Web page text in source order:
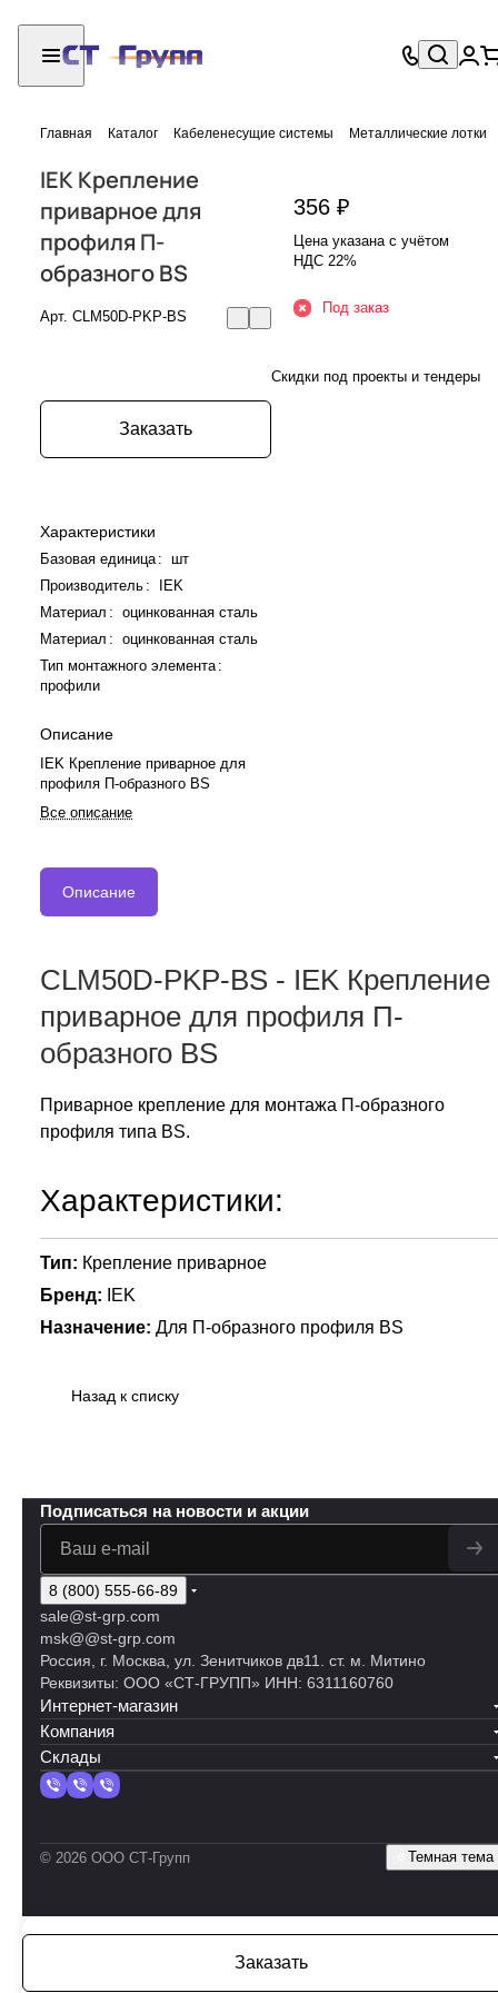
Главная Каталог Кабеленесущие системы Металлические лотки
IEK Крепление
приварное для
профиля П-
образного BS
Арт. CLM50D-PKP-BS
Заказать
Характеристики
Базовая единица : шт
Производитель :
IEK
Материал : оцинкованная сталь
Материал : оцинкованная сталь
Тип монтажного элемента :
профили
Описание
IEK Крепление приварное для
профиля П-образного BS
Все описание
356 ₽
Цена указана с учётом
НДС 22%
Под заказ
Скидки под проекты и тендеры
Описание
CLM50D-PKP-BS - IEK Крепление
приварное для профиля П-
образного BS
Приварное крепление для монтажа П-образного
профиля типа BS.
Характеристики:
Тип: Крепление приварное
Бренд: IEK
Назначение: Для П-образного профиля BS
Назад к списку
Заказать
Подписаться на новости и акции
8 (800) 555-66-89
sale@st-grp.com
msk@@st-grp.com
Россия, г. Москва, ул. Зенитчиков дв11. ст. м. Митино
Реквизиты: ООО «СТ-ГРУПП» ИНН: 6311160760
Интернет-магазин
Компания
Склады
© 2026 ООО СТ-Групп Темная тема